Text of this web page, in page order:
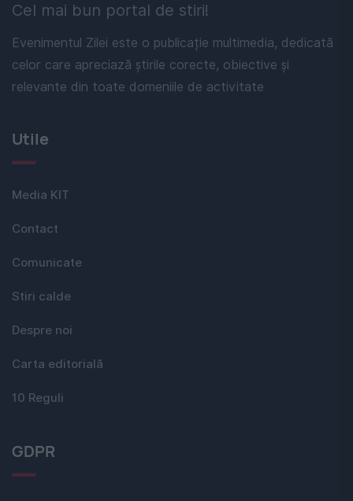
Cel mai bun portal de stiri!
Evenimentul Zilei este o publicație multimedia, dedicată
celor care apreciază știrile corecte, obiective și
relevante din toate domeniile de activitate
Utile
Media KIT
Contact
Comunicate
Stiri calde
Despre noi
Carta editorială
10 Reguli
GDPR